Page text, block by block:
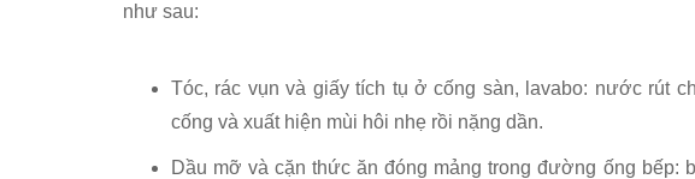
như sau:
Tóc, rác vụn và giấy tích tụ ở cống sàn, lavabo: nước rút
cống và xuất hiện mùi hôi nhẹ rồi nặng dần.
Dầu mỡ và cặn thức ăn đóng mảng trong đường ống bếp: